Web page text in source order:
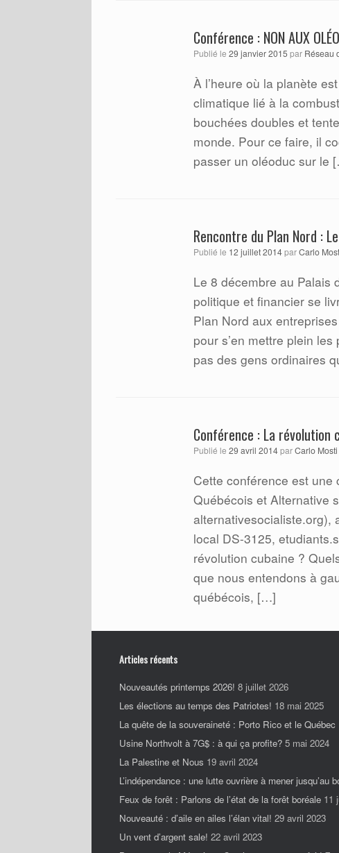
Conférence : NON AUX
Publié le29 janvier 2015 par Réseau
À l’heure où la planète
climatique lié à la
bouchées doubles et
monde. Pour ce faire, il
passer un oléoduc sur le
Rencontre du Plan Nord :
Publié le 12 juillet 2014parCarlo
Le 8 décembre au Palais
politique et financier se
Plan Nord aux
pour s’en mettre plein
pas des gens ordinaires
Conférence : La révolution
Publié le29 avril 2014parCarlo Mosti
Cette conférence est
Québécois et Alternative
alternativesocialiste.org),
local DS-3125,
révolution cubaine ?
que nous entendons à
québécois, […]
Articles récents
Nouveautés printemps 2026! 8 juillet 2026
Les élections au temps des Patriotes! 18 mai 2025
La quête de la souveraineté : Porto Rico et le Québec
Usine Northvolt à 7G$ : à qui ça profite? 5 mai 2024
La Palestine et Nous 19 avril 2024
L’indépendance : une lutte ouvrière à mener jusqu’au
Feux de forêt : Parlons de l’état de la forêt boréale 11
Nouveauté : d’aile en ailes l’élan vital! 29 avril 2023
Un vent d’argent sale! 22 avril 2023